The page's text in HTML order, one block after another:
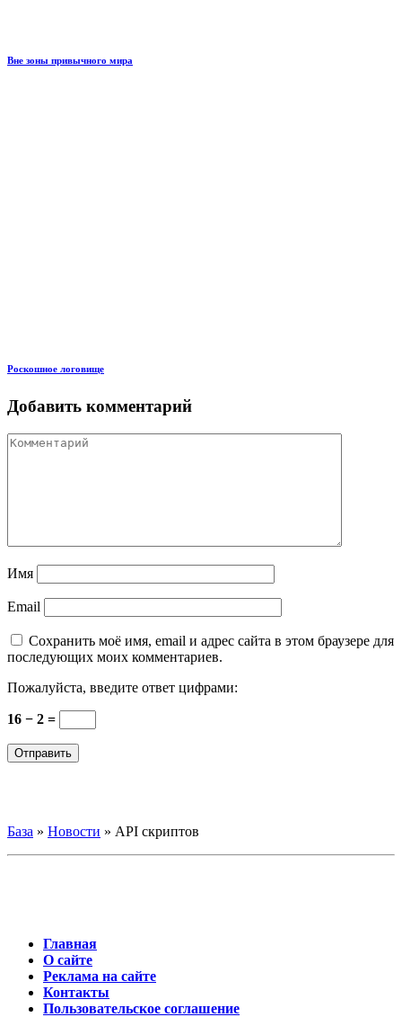
Вне зоны привычного мира
Роскошное логовище
Добавить комментарий
Имя
Email
Сохранить моё имя, email и адрес сайта в этом браузере для
последующих моих комментариев.
Пожалуйста, введите ответ цифрами:
16 − 2 =
База » Новости » API скриптов
Главная
О сайте
Реклама на сайте
Контакты
Пользовательское соглашение